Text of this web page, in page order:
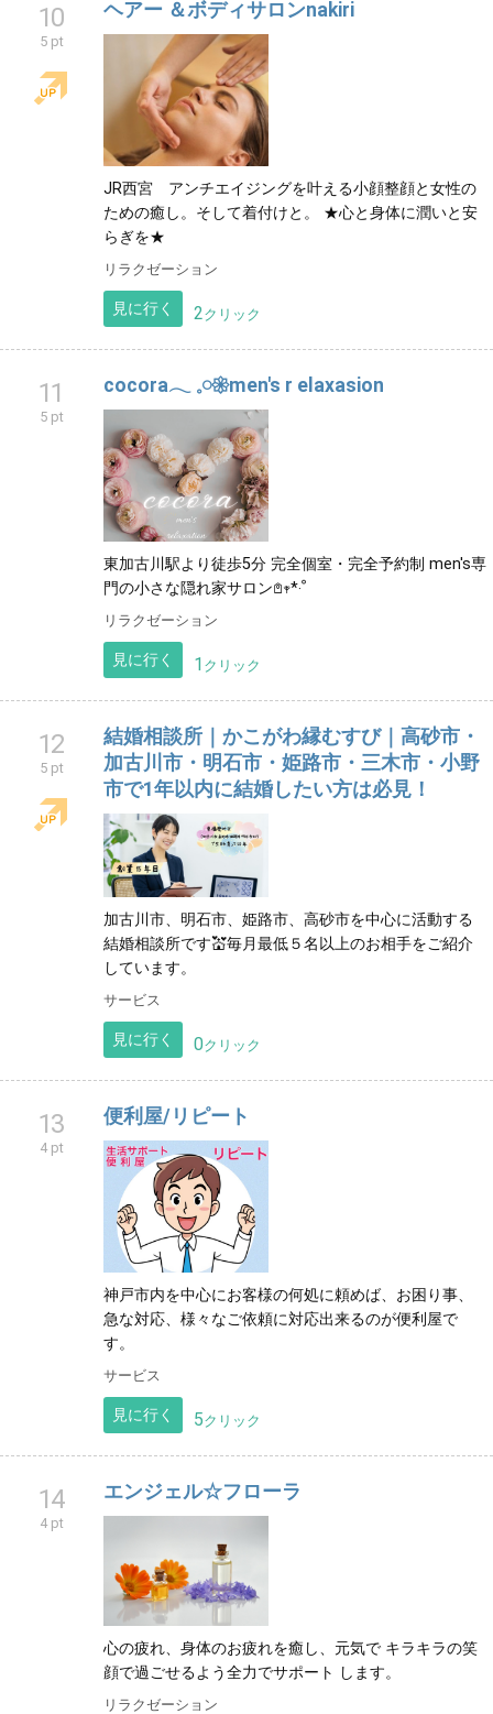
10
5 pt
ヘアー ＆ボディサロンnakiri
JR西宮 アンチエイジングを叶える小顔整顔と女性の
ための癒し。そして着付けと。 ★心と身体に潤いと安
らぎを★
リラクゼーション
見に行く 2クリック
11
5 pt
cocora𓂃 𓈒𓏸𑁍men's r elaxasion
東加古川駅より徒歩5分 完全個室・完全予約制 men's専
門の小さな隠れ家サロン𖤘𖥧*‧ﹾ
リラクゼーション
見に行く 1 クリック
12
5 pt
結婚相談所｜かこがわ縁むすび｜高砂市・
加古川市・明石市・姫路市・三木市・小野
市で1年以内に結婚したい方は必見！
加古川市、明石市、姫路市、高砂市を中心に活動する
結婚相談所です💒毎月最低５名以上のお相手をご紹介
しています。
サービス
見に行く 0クリック
13
4 pt
便利屋/リピート
神戸市内を中心にお客様の何処に頼めば、お困り事、
急な対応、様々なご依頼に対応出来るのが便利屋で
す。
サービス
見に行く 5クリック
14
4 pt
エンジェル☆フローラ
心の疲れ、身体のお疲れを癒し、元気で キラキラの笑
顔で過ごせるよう全力でサポート します。
リラクゼーション